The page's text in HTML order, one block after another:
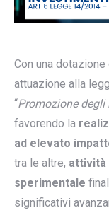
Con una
attuazione alla
“Promozione
favorendo la
ad elevato
tra le altre, attività
sperimentale
significativi